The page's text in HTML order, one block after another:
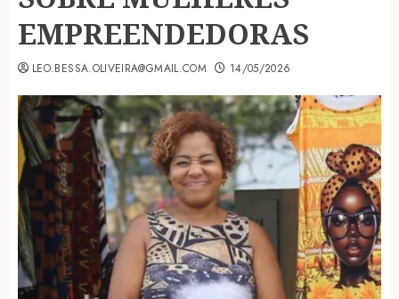
EMPREENDEDORAS
LEO.BESSA.OLIVEIRA@GMAIL.COM 14/05/2026